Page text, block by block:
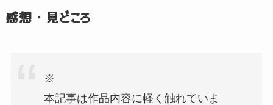
感想・見どころ
※
本記事は作品内容に軽く触れていま